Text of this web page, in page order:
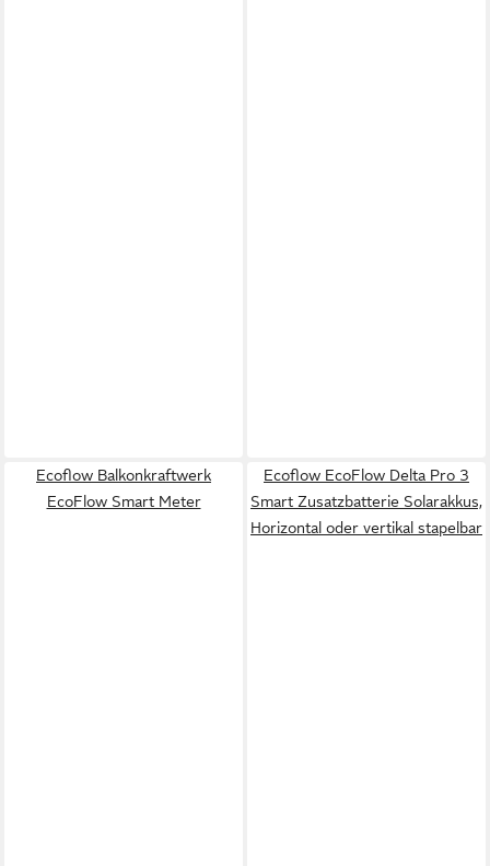
Ecoflow Balkonkraftwerk
EcoFlow Smart Meter
Ecoflow EcoFlow Delta Pro 3
Smart Zusatzbatterie Solarakkus,
Horizontal oder vertikal stapelbar